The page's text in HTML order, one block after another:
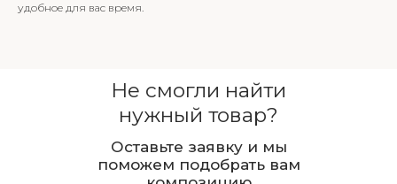
удобное для вас время.
Не смогли найти
нужный товар?
Оставьте заявку и мы
поможем подобрать вам